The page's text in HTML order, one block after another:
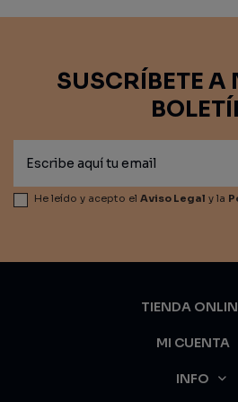
SUSCRÍBETE A
He leído y acepto el Aviso Legal y la
TIENDA
MI CUENTA
INFO